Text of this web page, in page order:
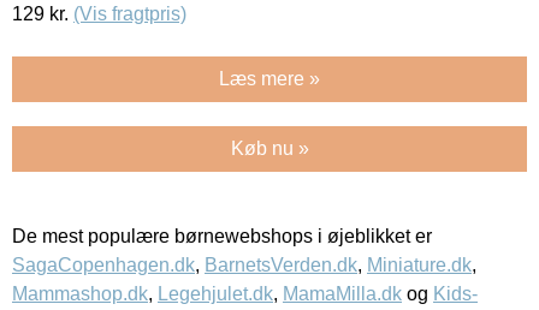
129 kr. (Vis fragtpris)
Læs mere »
Køb nu »
De mest populære børnewebshops i øjeblikket er
SagaCopenhagen.dk, BarnetsVerden.dk, Miniature.dk,
Mammashop.dk, Legehjulet.dk, MamaMilla.dk og Kids-